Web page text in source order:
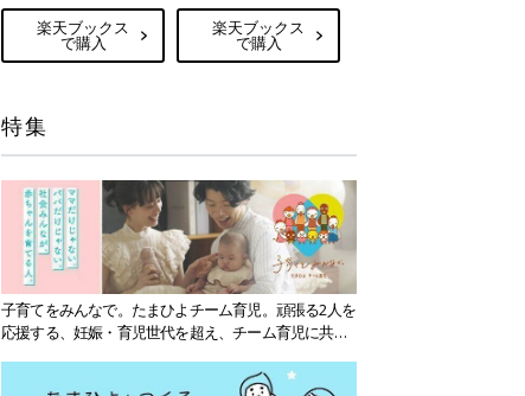
楽天ブックス
で購入
楽天ブックス
で購入
特集
子育てをみんなで。たまひよチーム育児。頑張る2人を
応援する、妊娠・育児世代を超え、チーム育児に共感